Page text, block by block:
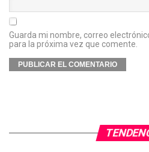
Guarda mi nombre, correo
para la próxima vez que comente.